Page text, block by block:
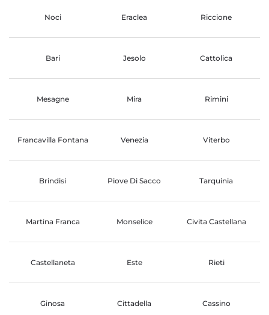
Noci Eraclea Riccione
Bari Jesolo Cattolica
Mesagne Mira Rimini
Francavilla Fontana Venezia Viterbo
Brindisi Piove Di Sacco Tarquinia
Martina Franca Monselice Civita Castellana
Castellaneta Este Rieti
Ginosa Cittadella Cassino